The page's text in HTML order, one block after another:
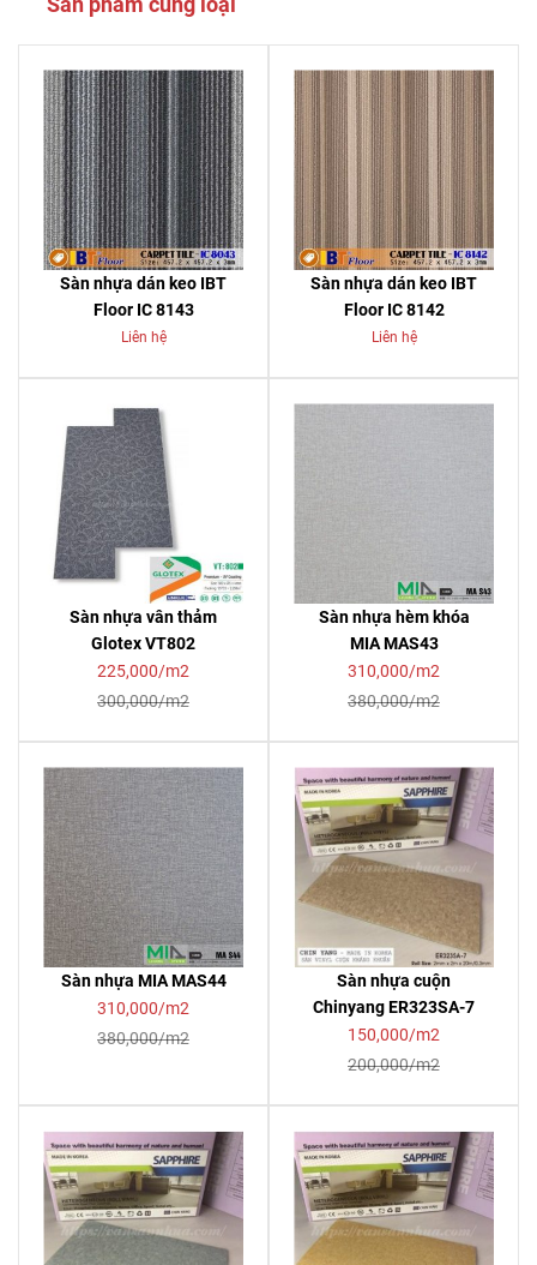
Sàn nhựa dán keo IBT
Floor IC 8143
Liên hệ
Sàn nhựa dán keo IBT
Floor IC 8142
Liên hệ
Sàn nhựa vân thảm
Glotex VT802
225,000/m2
300,000/m2
Sàn nhựa hèm khóa
MIA MAS43
310,000/m2
380,000/m2
Sàn nhựa MIA MAS44
310,000/m2
380,000/m2
Sàn nhựa cuộn
Chinyang ER323SA-7
150,000/m2
200,000/m2